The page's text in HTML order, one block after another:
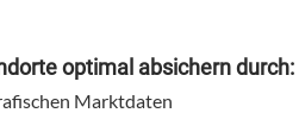
optimal absichern durch:
Marktdaten